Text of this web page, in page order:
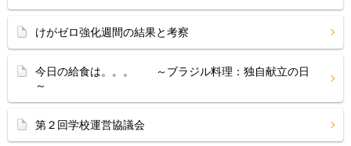
けがゼロ強化週間の結果と考察
今日の給食は。。。 ～ブラジル料理：独自献立の日
～
第２回学校運営協議会